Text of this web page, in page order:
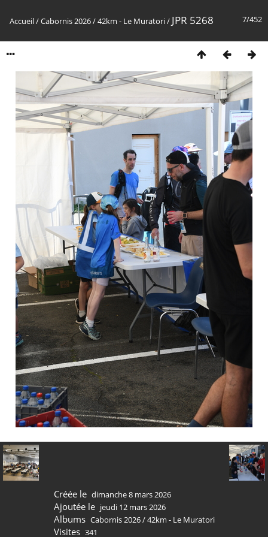
7/452
Accueil/Cabornis 2026/42km - Le Muratori/ JPR 5268
Créée le dimanche 8 mars 2026
Ajoutée le jeudi 12 mars 2026
Albums Cabornis 2026/42km - Le Muratori
Visites 341